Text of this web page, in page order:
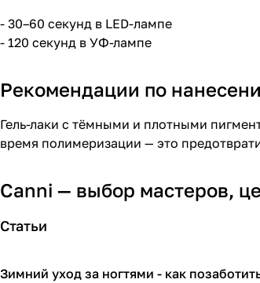
- 30–60 секунд в LED-лампе
- 120 секунд в УФ-лампе
Рекомендации по
Гель-лаки с тёмными и плотными
время полимеризации — это
Canni — выбор мастеров,
Статьи
Гайды мастера
Зимний уход за ногтями - как